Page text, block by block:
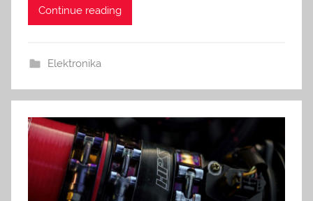
Continue reading
Elektronika